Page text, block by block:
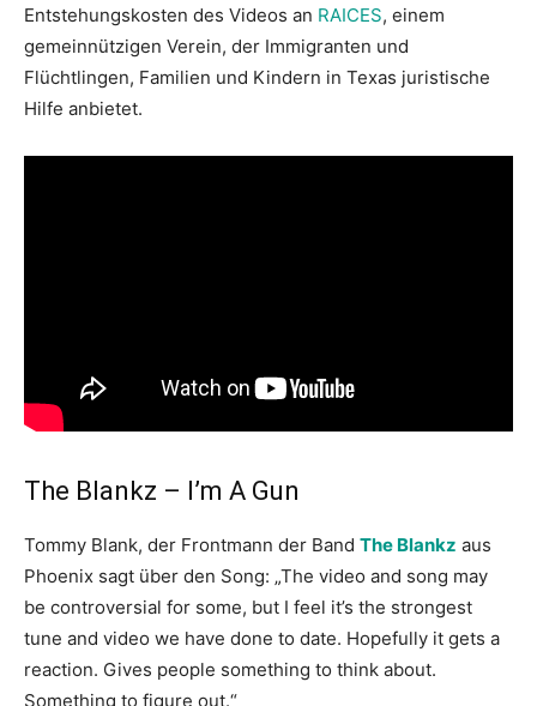
Entstehungskosten des Videos an RAICES, einem
gemeinnützigen Verein, der Immigranten und
Flüchtlingen, Familien und Kindern in Texas juristische
Hilfe anbietet.
The Blankz – I’m A Gun
Tommy Blank, der Frontmann der Band The Blankz aus
Phoenix sagt über den Song: „The video and song may
be controversial for some, but I feel it’s the strongest
tune and video we have done to date. Hopefully it gets a
reaction. Gives people something to think about.
Something to figure out.“